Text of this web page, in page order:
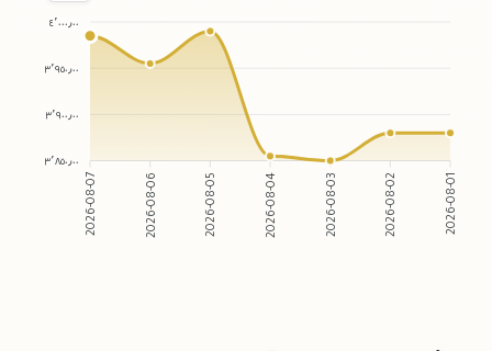
٤٬٠٠٠٫٠٠
٣٬٩٥٠٫٠٠
٣٬٩٠٠٫٠٠
٣٬٨٥٠٫٠٠
2026-08-07 2026-08-06 2026-08-05 2026-08-04 2026-08-03 2026-08-02 2026-08-01